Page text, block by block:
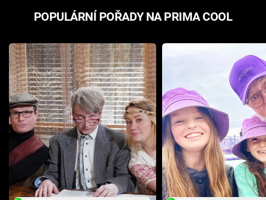
POPULÁRNÍ POŘADY NA PRIMA COOL